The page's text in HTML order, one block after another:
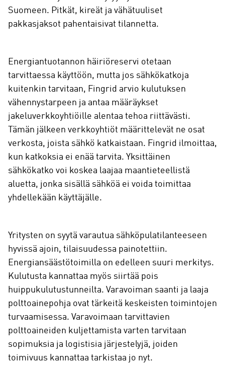
Suomeen. Pitkät, kireät ja vähätuuliset
pakkasjaksot pahentaisivat tilannetta.
Energiantuotannon häiriöreservi otetaan
tarvittaessa käyttöön, mutta jos sähkökatkoja
kuitenkin tarvitaan, Fingrid arvio kulutuksen
vähennystarpeen ja antaa määräykset
jakeluverkkoyhtiöille alentaa tehoa riittävästi.
Tämän jälkeen verkkoyhtiöt määrittelevät ne osat
verkosta, joista sähkö katkaistaan. Fingrid ilmoittaa,
kun katkoksia ei enää tarvita. Yksittäinen
sähkökatko voi koskea laajaa maantieteellistä
aluetta, jonka sisällä sähköä ei voida toimittaa
yhdellekään käyttäjälle.
Yritysten on syytä varautua sähköpulatilanteeseen
hyvissä ajoin, tilaisuudessa painotettiin.
Energiansäästötoimilla on edelleen suuri merkitys.
Kulutusta kannattaa myös siirtää pois
huippukulutustunneilta. Varavoiman saanti ja laaja
polttoainepohja ovat tärkeitä keskeisten toimintojen
turvaamisessa. Varavoimaan tarvittavien
polttoaineiden kuljettamista varten tarvitaan
sopimuksia ja logistisia järjestelyjä, joiden
toimivuus kannattaa tarkistaa jo nyt.